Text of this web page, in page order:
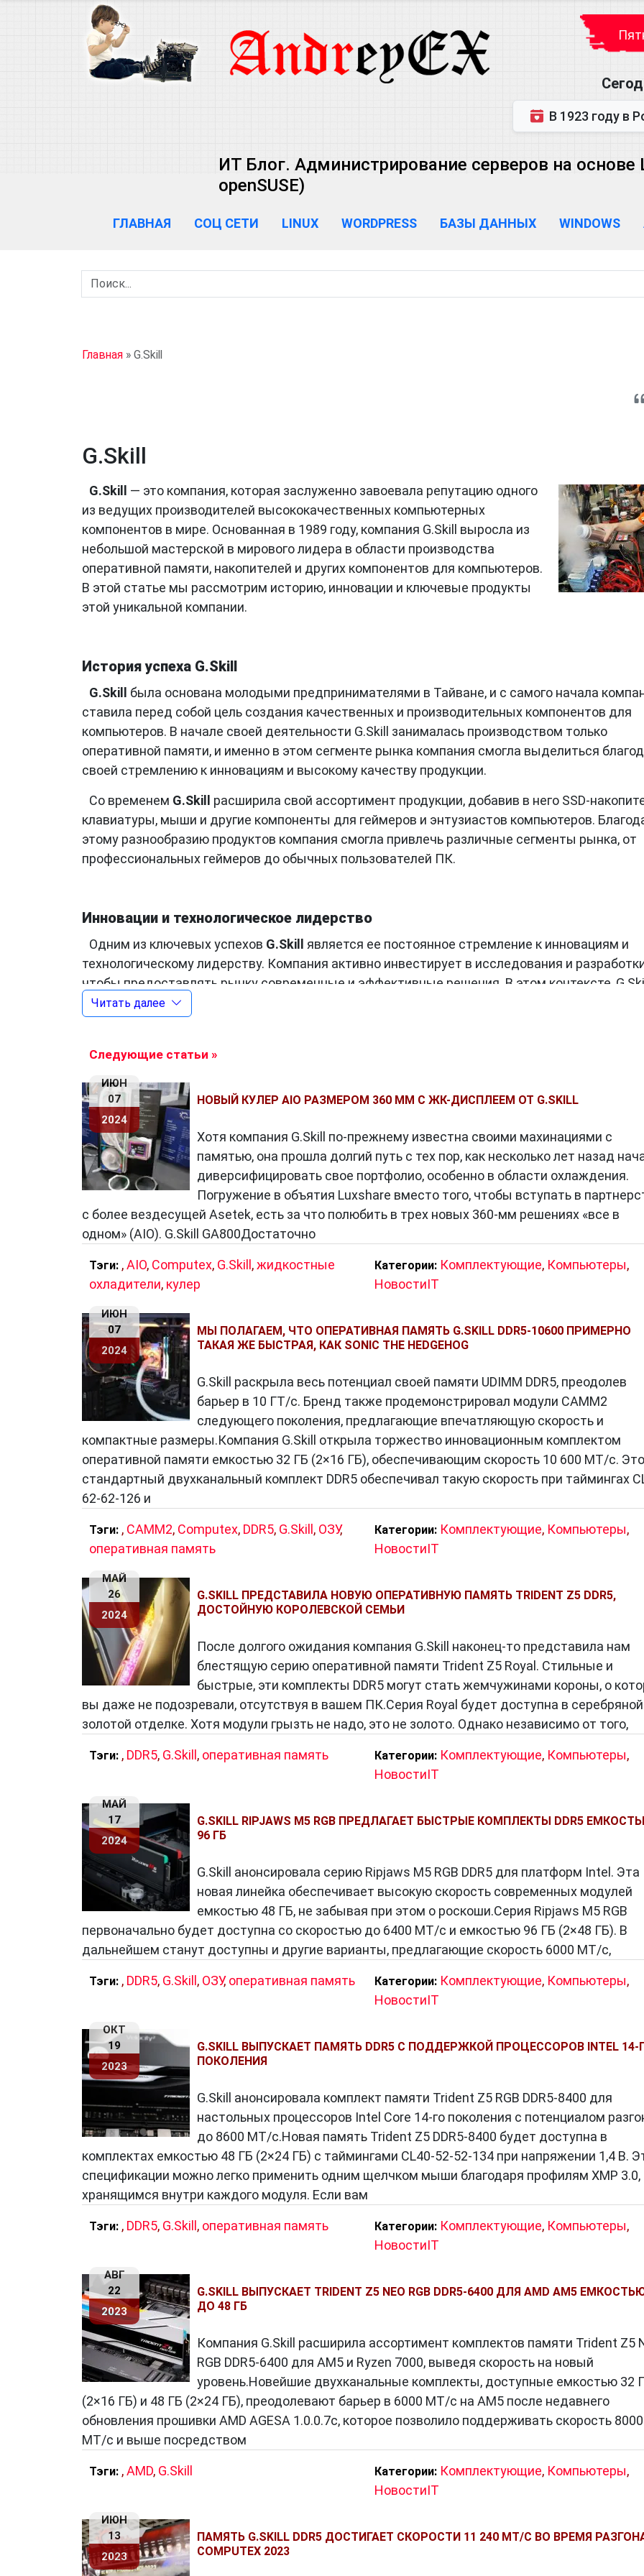
В 1923 году в Ростове-на-Дону
ИТ Блог. Администрирование серверов на основе
openSUSE)
ГЛАВНАЯ СОЦ СЕТИ LINUX WORDPRESS БАЗЫ ДАННЫХ WINDOWS
Главная » G.Skill
G.Skill
G.Skill
— это компания, которая заслуженно завоевала репутацию одного
из ведущих производителей высококачественных компьютерных
компонентов в мире. Основанная в 1989 году, компания G.Skill выросла из
небольшой мастерской в мирового лидера в области производства
оперативной памяти, накопителей и других компонентов для компьютеров.
В этой статье мы рассмотрим историю, инновации и ключевые продукты
этой уникальной компании.
История успеха G.Skill
G.Skill
была основана молодыми предпринимателями в Тайване, и с самого начала
ставила перед собой цель создания качественных и производительных компонентов для
компьютеров. В начале своей деятельности G.Skill занималась производством только
оперативной памяти, и именно в этом сегменте рынка компания смогла выделиться
своей стремлению к инновациям и высокому качеству продукции.
Со временем G.Skill
расширила свой ассортимент продукции, добавив в него SSD-
клавиатуры, мыши и другие компоненты для геймеров и энтузиастов компьютеров.
этому разнообразию продуктов компания смогла привлечь различные сегменты рынка, от
профессиональных геймеров до обычных пользователей ПК.
Инновации и технологическое лидерство
Одним из ключевых успехов G.Skill
является ее постоянное стремление к инновациям и
технологическому лидерству. Компания активно инвестирует в исследования и
чтобы предоставлять рынку современные и эффективные решения. В этом контексте,
была одним из первых производителей, представивших оперативную память DDR4 на
что позволило пользователям ПК получить доступ к более быстрой и энергоэффективной
которая представляет собой комбинацию высокой производительности и впечатляющей
подсветки RGB. Эти продукты быстро стали популярными среди геймеров и энтузиастов,
позволяя им настраивать внешний вид своих систем и одновременно получать
производительность.
Ключевые продукты компании G.Skill
Оперативная память: G.Skill предлагает широкий выбор модулей оперативной памяти
экстремально производительной памяти для геймеров и профессионалов, G.Skill имеет
покрытие для всех случаев.
SSD-накопители
быстрый доступ к данным и улучшают производительность ПК. Эти накопители
как для геймеров, так и для профессиональных пользователей.
Клавиатуры и мыши
мыши с современными функциями, такими как механические клавиши и настраиваемая
подсветка.
Аксессуары и комплектующие: Компания также предоставляет широкий выбор
аксессуаров и комплектующих, включая охлаждение для процессоров и корпусов, что
позволяет пользователям настраивать свои ПК до мельчайших деталей.
Заключение
Компания G.Skillостается одним из лидеров в мире компьютерных компонентов
богатой историей успеха и разнообразным ассортиментом продукции, G.Skill продолжает
радовать пользователей ПК высококачественными и производительными компонентами.
Неудивительно, что эта компания остается приоритетным выбором для многих геймеров и
энтузиастов компьютеров по всему миру.
Читать далее
Следующие статьи »
ИЮН
07
2024
НОВЫЙ КУЛЕР AIO РАЗМЕРОМ 360 ММ С ЖК-ДИСПЛЕЕМ ОТ G.SKILL
Хотя компания G.Skill по-прежнему известна своими махинациями с
памятью, она прошла долгий путь с тех пор, как несколько лет назад
диверсифицировать свое портфолио, особенно в области охлаждения.
Погружение в объятия Luxshare вместо того, чтобы вступать в
с более вездесущей Asetek, есть за что полюбить в трех новых 360-мм решениях «все в
одном» (AIO). G.Skill GA800Достаточно
Тэги: ,AIO, Computex, G.Skill ,жидкостные
охладители, кулер
Категории: Комплектующие, Компьютеры,
НовостиIT
ИЮН
07
2024
МЫ ПОЛАГАЕМ, ЧТО ОПЕРАТИВНАЯ ПАМЯТЬ G.SKILL DDR5-10600 ПРИМЕРНО
ТАКАЯ ЖЕ БЫСТРАЯ, КАК SONIC THE HEDGEHOG
G.Skill раскрыла весь потенциал своей памяти UDIMM DDR5, преодолев
барьер в 10 ГТ/с. Бренд также продемонстрировал модули CAMM2
следующего поколения, предлагающие впечатляющую скорость и
компактные размеры.Компания G.Skill открыла торжество инновационным комплектом
оперативной памяти емкостью 32 ГБ (2×16 ГБ), обеспечивающим скорость 10 600 МТ/с.
стандартный двухканальный комплект DDR5 обеспечивал такую ​​скорость при таймингах
62-62-126 и
Тэги: , CAMM2, Computex, DDR5, G.Skill , ОЗУ,
оперативная память
Категории: Комплектующие, Компьютеры,
НовостиIT
МАЙ
26
2024
G.SKILL ПРЕДСТАВИЛА НОВУЮ ОПЕРАТИВНУЮ ПАМЯТЬ TRIDENT Z5 DDR5,
ДОСТОЙНУЮ КОРОЛЕВСКОЙ СЕМЬИ
После долгого ожидания компания G.Skill наконец-то представила нам
блестящую серию оперативной памяти Trident Z5 Royal. Стильные и
быстрые, эти комплекты DDR5 могут стать жемчужинами короны, о
вы даже не подозревали, отсутствуя в вашем ПК.Серия Royal будет доступна в
золотой отделке. Хотя модули грызть не надо, это не золото. Однако независимо от того,
Тэги: , DDR5, G.Skill , оперативная память Категории: Комплектующие, Компьютеры,
НовостиIT
МАЙ
17
2024
G.SKILL RIPJAWS M5 RGB ПРЕДЛАГАЕТ БЫСТРЫЕ КОМПЛЕКТЫ DDR5
96 ГБ
G.Skill анонсировала серию Ripjaws M5 RGB DDR5 для платформ Intel. Эта
новая линейка обеспечивает высокую скорость современных модулей
емкостью 48 ГБ, не забывая при этом о роскоши.Серия Ripjaws M5 RGB
первоначально будет доступна со скоростью до 6400 МТ/с и емкостью 96 ГБ (2×48 ГБ). В
дальнейшем станут доступны и другие варианты, предлагающие скорость 6000 МТ/с,
Тэги: , DDR5, G.Skill , ОЗУ,оперативная память Категории: Комплектующие, Компьютеры,
НовостиIT
ОКТ
19
2023
G.SKILL ВЫПУСКАЕТ ПАМЯТЬ DDR5 С ПОДДЕРЖКОЙ ПРОЦЕССОРОВ INTEL 14-
ПОКОЛЕНИЯ
G.Skill анонсировала комплект памяти Trident Z5 RGB DDR5-8400 для
настольных процессоров Intel Core 14-го поколения с потенциалом
до 8600 МТ/с.Новая память Trident Z5 DDR5-8400 будет доступна в
комплектах емкостью 48 ГБ (2×24 ГБ) с таймингами CL40-52-52-134 при напряжении 1,4 В.
спецификации можно легко применить одним щелчком мыши благодаря профилям XMP 3.0,
хранящимся внутри каждого модуля. Если вам
Тэги: , DDR5, G.Skill , оперативная память Категории: Комплектующие, Компьютеры,
НовостиIT
АВГ
22
2023
G.SKILL ВЫПУСКАЕТ TRIDENT Z5 NEO RGB DDR5-6400 ДЛЯ AMD AM5
ДО 48 ГБ
Компания G.Skill расширила ассортимент комплектов памяти Trident Z5
RGB DDR5-6400 для AM5 и Ryzen 7000, выведя скорость на новый
уровень.Новейшие двухканальные комплекты, доступные емкостью 32
(2×16 ГБ) и 48 ГБ (2×24 ГБ), преодолевают барьер в 6000 МТ/с на AM5 после недавнего
обновления прошивки AMD AGESA 1.0.0.7c, которое позволило поддерживать скорость 8000
МТ/с и выше посредством
Тэги: ,AMD, G.Skill Категории: Комплектующие, Компьютеры,
НовостиIT
ИЮН
13
2023
ПАМЯТЬ G.SKILL DDR5 ДОСТИГАЕТ СКОРОСТИ 11 240 МТ/С ВО ВРЕМЯ
COMPUTEX 2023